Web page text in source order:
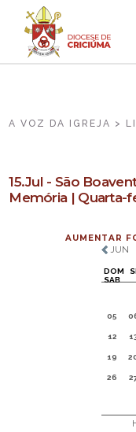
A VOZ DA IGREJA >
15.Jul - São
Memória | Quarta-
AUMENTAR
JUN
DOM
SAB
05
12
19
26